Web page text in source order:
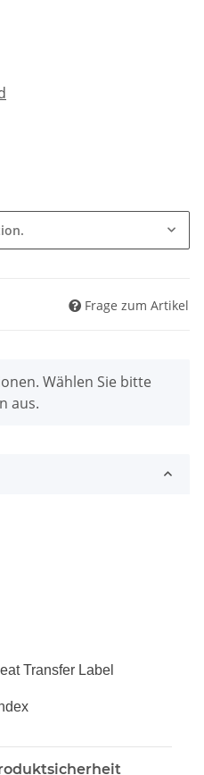
Frage zum Artikel
Wählen Sie bitte
aus.
Transfer Label